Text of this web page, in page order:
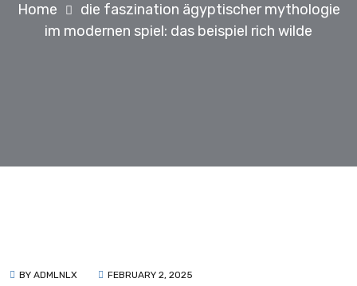
Home
die faszination ägyptischer mythologie
im modernen spiel: das beispiel rich wilde
BY ADMLNLX FEBRUARY 2, 2025